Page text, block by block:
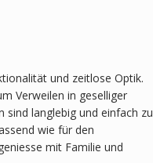
und zeitlose Optik.
Verweilen in geselliger
sind langlebig und einfach zu
wie für den
mit Familie und